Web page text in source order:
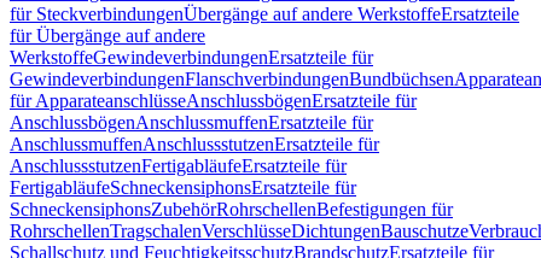
für SteckverbindungenÜbergänge auf andere WerkstoffeErsatzteile
für Übergänge auf andere
WerkstoffeGewindeverbindungenErsatzteile für
GewindeverbindungenFlanschverbindungenBundbüchsen
für ApparateanschlüsseAnschlussbögenErsatzteile für
AnschlussbögenAnschlussmuffenErsatzteile für
AnschlussmuffenAnschlussstutzenErsatzteile für
AnschlussstutzenFertigabläufeErsatzteile für
FertigabläufeSchneckensiphonsErsatzteile für
SchneckensiphonsZubehörRohrschellenBefestigungen für
RohrschellenTragschalenVerschlüsseDichtungenBauschutze
Schallschutz und FeuchtigkeitsschutzBrandschutzErsatzteile für